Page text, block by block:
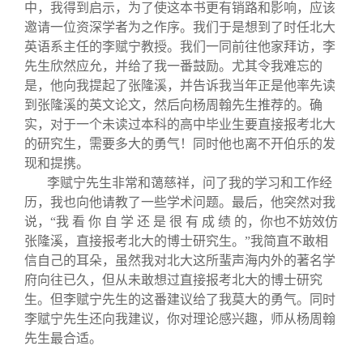
中，我得到启示，为了使这本书更有销路和影响，应该
邀请一位资深学者为之作序。我们于是想到了时任北大
英语系主任的李赋宁教授。我们一同前往他家拜访，李
先生欣然应允，并给了我一番鼓励。尤其令我难忘的
是，他向我提起了张隆溪，并告诉我当年正是他率先读
到张隆溪的英文论文，然后向杨周翰先生推荐的。确
实，对于一个未读过本科的高中毕业生要直接报考北大
的研究生，需要多大的勇气！同时他也离不开伯乐的发
现和提携。
李赋宁先生非常和蔼慈祥，问了我的学习和工作经
历，我也向他请教了一些学术问题。最后，他突然对我
说，“我 看 你 自 学 还 是 很 有 成 绩 的，你也不妨效仿
张隆溪，直接报考北大的博士研究生。”我简直不敢相
信自己的耳朵，虽然我对北大这所蜚声海内外的著名学
府向往已久，但从未敢想过直接报考北大的博士研究
生。但李赋宁先生的这番建议给了我莫大的勇气。同时
李赋宁先生还向我建议，你对理论感兴趣，师从杨周翰
先生最合适。